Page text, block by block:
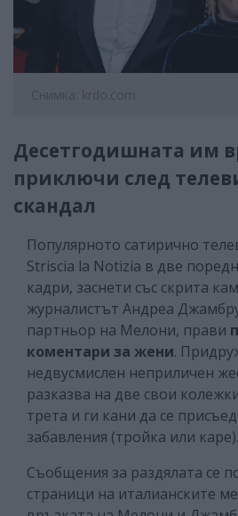
Снимка: krdo.com
Десетгодишната им
приключи след
скандал
Популярното сатирично
Striscia la Notizia в две
кадри, заснети със скрита
журналистът Андреа
партньор на Мелони, прави
коментари за жени.
недвусмислен неприличен
разказва на две свои
трета и ги кани да се
забавления (тройка или каре).
Съобщения за раздялата се
страници на италианските